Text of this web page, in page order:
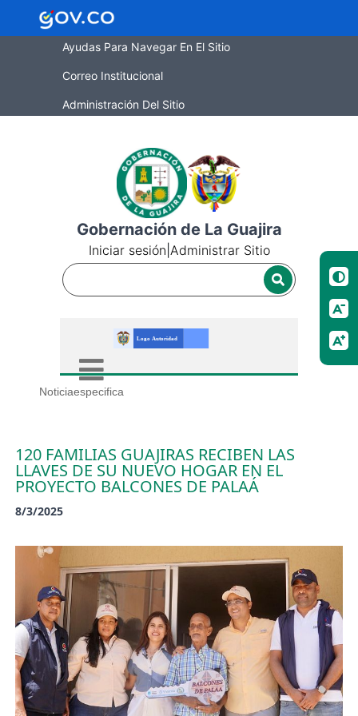
Ayudas Para Navegar En El Sitio
Correo Institucional
Administración Del Sitio
Gobernación de La Guajira
Iniciar sesión Administrar Sitio
Noticiaespecifica
120 FAMILIAS GUAJIRAS RECIBEN LAS
LLAVES DE SU NUEVO HOGAR EN EL
PROYECTO BALCONES DE PALAÁ
8/3/2025